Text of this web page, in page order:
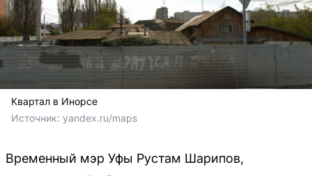
Квартал в Инорсе
Источник: yandex.ru/maps
Временный мэр Уфы Рустам Шарипов,